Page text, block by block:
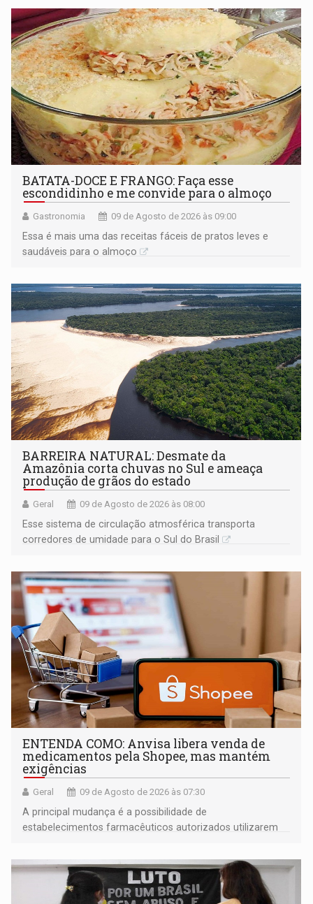
BATATA-DOCE E FRANGO: Faça esse
escondidinho e me convide para o almoço
Gastronomia 09 de Agosto de 2026 às 09:00
Essa é mais uma das receitas fáceis de pratos leves e
saudáveis para o almoço
BARREIRA NATURAL: Desmate da
Amazônia corta chuvas no Sul e ameaça
produção de grãos do estado
Geral 09 de Agosto de 2026 às 08:00
Esse sistema de circulação atmosférica transporta
corredores de umidade para o Sul do Brasil
ENTENDA COMO: Anvisa libera venda de
medicamentos pela Shopee, mas mantém
exigências
Geral 09 de Agosto de 2026 às 07:30
A principal mudança é a possibilidade de
estabelecimentos farmacêuticos autorizados utilizarem